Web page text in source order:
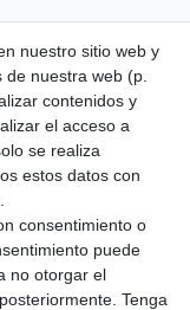
nuestro sitio web y
nuestra web (p.
contenidos y
el acceso a
se realiza
estos datos con
consentimiento o
puede
no otorgar el
Tenga